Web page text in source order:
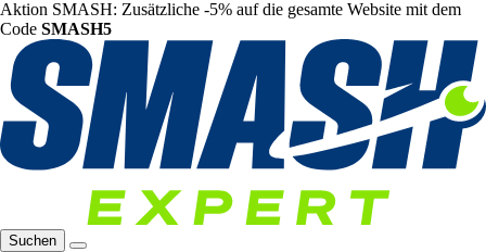
Aktion SMASH: Zusätzliche -5% auf die gesamte Website mit dem
Code SMASH5
Suchen